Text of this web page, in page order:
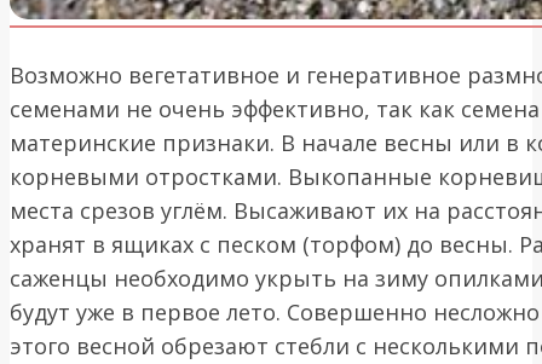
Возможно вегетативное и генеративное
семенами не очень эффективно, так как
материнские признаки. В начале весны или в
корневыми отростками. Выкопанные
места срезов углём. Высаживают их на
хранят в ящиках с песком (торфом) до весны.
саженцы необходимо укрыть на зиму
будут уже в первое лето. Совершенно
этого весной обрезают стебли с несколькими